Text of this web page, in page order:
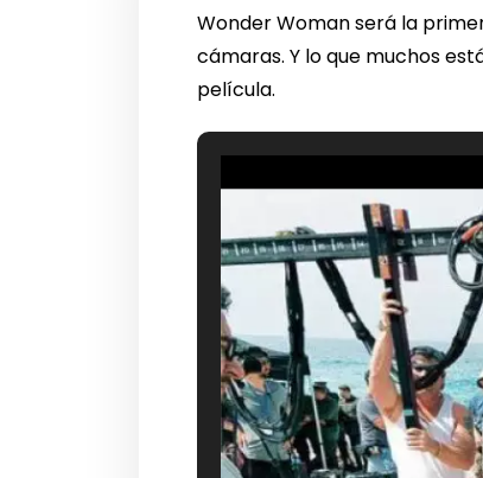
Wonder Woman será la
cámaras. Y lo que muchos
película.